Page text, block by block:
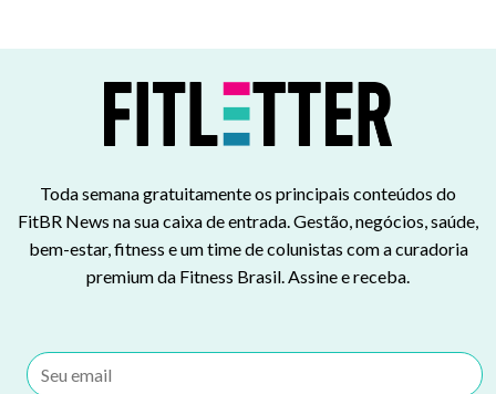
Toda semana gratuitamente os principais conteúdos do
FitBR News na sua caixa de entrada. Gestão, negócios, saúde,
bem-estar, fitness e um time de colunistas com a curadoria
premium da Fitness Brasil. Assine e receba.